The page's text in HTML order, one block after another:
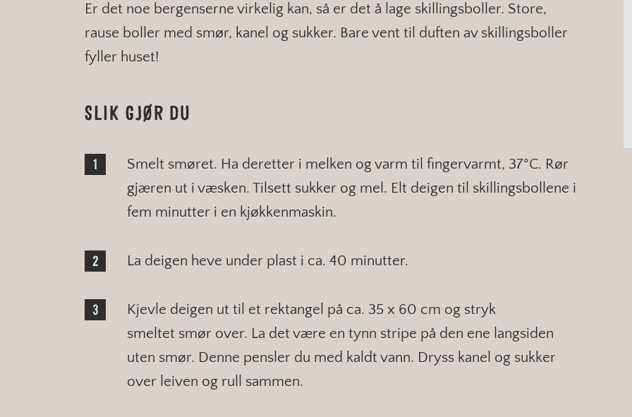
Er det noe bergenserne virkelig kan, så er det å lage skillingsboller. Store,
rause boller med smør, kanel og sukker. Bare vent til duften av skillingsboller
fyller huset!
SLIK GJØR DU
Smelt smøret. Ha deretter i melken og varm til fingervarmt, 37°C. Rør
gjæren ut i væsken. Tilsett sukker og mel. Elt deigen til skillingsbollene i
fem minutter i en kjøkkenmaskin.
La deigen heve under plast i ca. 40 minutter.
Kjevle deigen ut til et rektangel på ca. 35 x 60 cm og stryk
smeltet smør over. La det være en tynn stripe på den ene langsiden
uten smør. Denne pensler du med kaldt vann. Dryss kanel og sukker
over leiven og rull sammen.